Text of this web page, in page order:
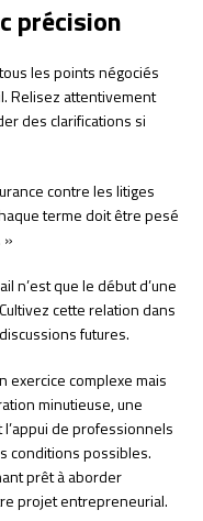
précision
les points négociés
Relisez attentivement
des clarifications si
contre les litiges
terme doit être pesé
»
n’est que le début d’une
cette relation dans
futures.
exercice complexe mais
minutieuse, une
de professionnels
conditions possibles.
prêt à aborder
projet entrepreneurial.